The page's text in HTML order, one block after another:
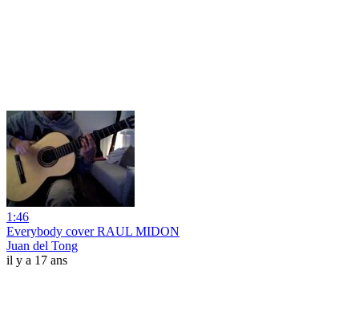
1:46
Everybody cover RAUL MIDON
Juan del Tong
il y a 17 ans